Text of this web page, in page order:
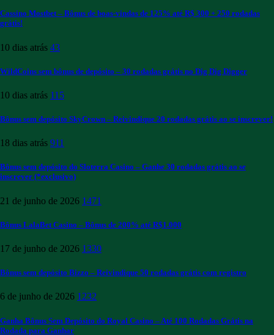
Cassino Mostbet – Bônus de boas-vindas de 125% até R$ 300 + 250 rodadas
grátis!
10 dias atrás 43
WildCoins sem bônus de depósito – 30 rodadas grátis no Dig Dig Digger
10 dias atrás 115
Bônus sem depósito SkyCrown – Reivindique 20 rodadas grátis ao se inscrever!
18 dias atrás 911
Bônus sem depósito do Sloterra Casino – Ganhe 30 rodadas grátis ao se
inscrever (*exclusivo)
21 de junho de 2026 1471
Bônus LalaBet Casino – Bônus de 200% até R$1.000
17 de junho de 2026 1330
Bônus sem depósito Bizzo – Reivindique 50 rodadas grátis com registro
6 de junho de 2026 1232
Ganha Bônus Sem Depósito do Royal Casino – Até 100 Rodadas Grátis na
Rodada para Ganhar